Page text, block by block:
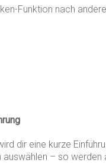
Funktion nach
dir eine kurze
auswählen – so